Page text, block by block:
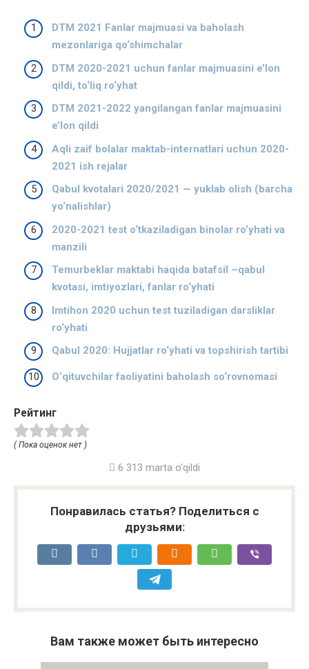
DTM 2021 Fanlar majmuasi va baholash
mezonlariga qo‘shimchalar
DTM 2020-2021 uchun fanlar majmuasini e’lon
qildi, to‘liq ro‘yhat
DTM 2021-2022 yangilangan fanlar majmuasini
e’lon qildi
Aqli zaif bolalar maktab-internatlari uchun 2020-
2021 ish rejalar
Qabul kvotalari 2020/2021 — yuklab olish (barcha
yo‘nalishlar)
2020-2021 test o‘tkaziladigan binolar ro‘yhati va
manzili
Temurbeklar maktabi haqida batafsil –qabul
kvotasi, imtiyozlari, fanlar ro‘yhati
Imtihon 2020 uchun test tuziladigan darsliklar
ro‘yhati
Qabul 2020: Hujjatlar ro‘yhati va topshirish tartibi
O‘qituvchilar faoliyatini baholash so‘rovnomasi
Рейтинг
( Пока оценок нет )
6 313 marta o'qildi
Понравилась статья? Поделиться с
друзьями:
Вам также может быть интересно